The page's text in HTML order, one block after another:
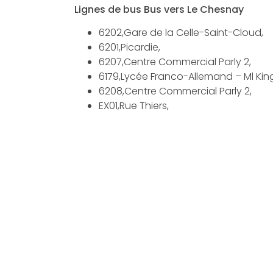
Lignes de bus Bus vers Le Chesnay
6202,Gare de la Celle-Saint-Cloud,
6201,Picardie,
6207,Centre Commercial Parly 2,
6179,Lycée Franco-Allemand – Ml
6208,Centre Commercial Parly 2,
EX01,Rue Thiers,